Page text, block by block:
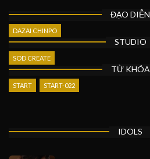
ĐẠO DIỄN
DAZAI CHINPO
STUDIO
SOD CREATE
TỪ KHÓA
START START-022
IDOLS